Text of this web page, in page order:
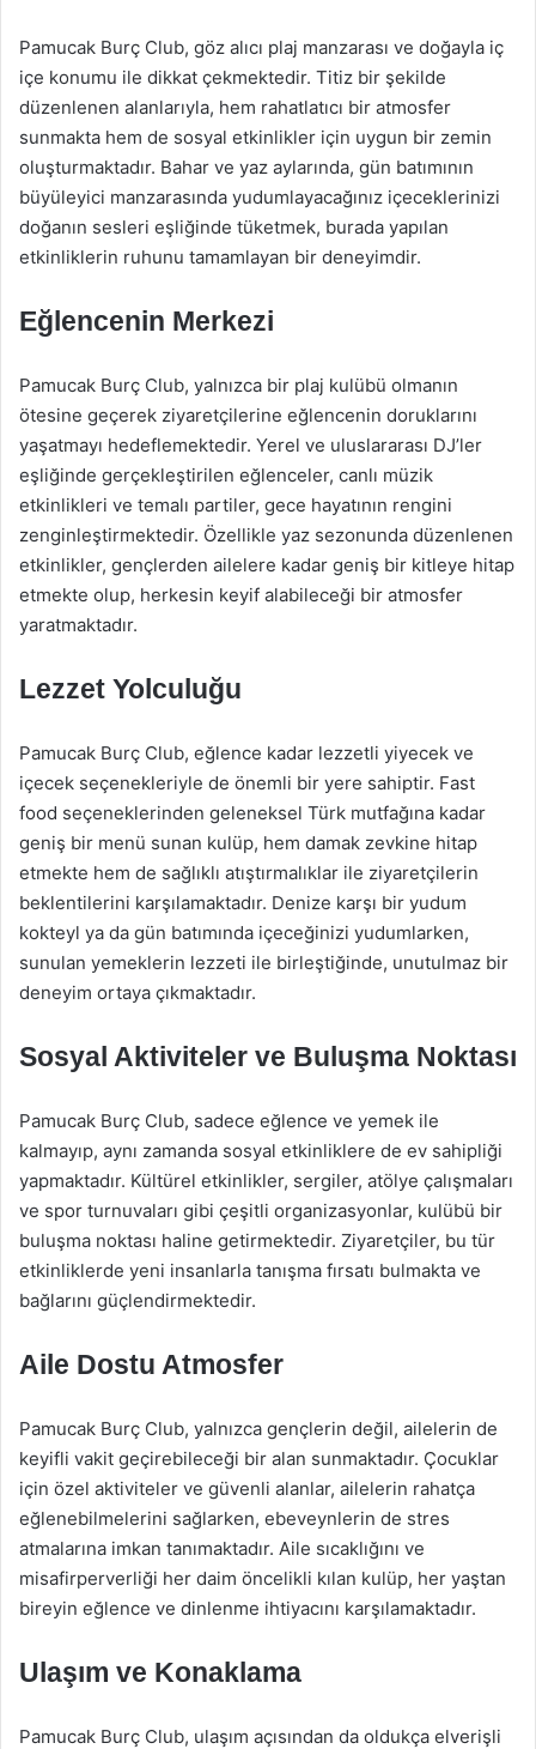
Pamucak Burç Club, göz alıcı plaj manzarası ve doğayla iç
içe konumu ile dikkat çekmektedir. Titiz bir şekilde
düzenlenen alanlarıyla, hem rahatlatıcı bir atmosfer
sunmakta hem de sosyal etkinlikler için uygun bir zemin
oluşturmaktadır. Bahar ve yaz aylarında, gün batımının
büyüleyici manzarasında yudumlayacağınız içeceklerinizi
doğanın sesleri eşliğinde tüketmek, burada yapılan
etkinliklerin ruhunu tamamlayan bir deneyimdir.
Eğlencenin Merkezi
Pamucak Burç Club, yalnızca bir plaj kulübü olmanın
ötesine geçerek ziyaretçilerine eğlencenin doruklarını
yaşatmayı hedeflemektedir. Yerel ve uluslararası DJ’ler
eşliğinde gerçekleştirilen eğlenceler, canlı müzik
etkinlikleri ve temalı partiler, gece hayatının rengini
zenginleştirmektedir. Özellikle yaz sezonunda düzenlenen
etkinlikler, gençlerden ailelere kadar geniş bir kitleye hitap
etmekte olup, herkesin keyif alabileceği bir atmosfer
yaratmaktadır.
Lezzet Yolculuğu
Pamucak Burç Club, eğlence kadar lezzetli yiyecek ve
içecek seçenekleriyle de önemli bir yere sahiptir. Fast
food seçeneklerinden geleneksel Türk mutfağına kadar
geniş bir menü sunan kulüp, hem damak zevkine hitap
etmekte hem de sağlıklı atıştırmalıklar ile ziyaretçilerin
beklentilerini karşılamaktadır. Denize karşı bir yudum
kokteyl ya da gün batımında içeceğinizi yudumlarken,
sunulan yemeklerin lezzeti ile birleştiğinde, unutulmaz bir
deneyim ortaya çıkmaktadır.
Sosyal Aktiviteler ve Buluşma Noktası
Pamucak Burç Club, sadece eğlence ve yemek ile
kalmayıp, aynı zamanda sosyal etkinliklere de ev sahipliği
yapmaktadır. Kültürel etkinlikler, sergiler, atölye çalışmaları
ve spor turnuvaları gibi çeşitli organizasyonlar, kulübü bir
buluşma noktası haline getirmektedir. Ziyaretçiler, bu tür
etkinliklerde yeni insanlarla tanışma fırsatı bulmakta ve
bağlarını güçlendirmektedir.
Aile Dostu Atmosfer
Pamucak Burç Club, yalnızca gençlerin değil, ailelerin de
keyifli vakit geçirebileceği bir alan sunmaktadır. Çocuklar
için özel aktiviteler ve güvenli alanlar, ailelerin rahatça
eğlenebilmelerini sağlarken, ebeveynlerin de stres
atmalarına imkan tanımaktadır. Aile sıcaklığını ve
misafirperverliği her daim öncelikli kılan kulüp, her yaştan
bireyin eğlence ve dinlenme ihtiyacını karşılamaktadır.
Ulaşım ve Konaklama
Pamucak Burç Club, ulaşım açısından da oldukça elverişli